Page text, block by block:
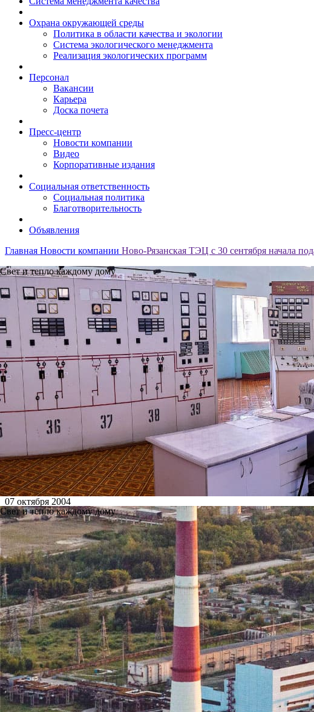
Охрана окружающей среды
Политика в области качества и экологии
Система экологического менеджмента
Реализация экологических программ
Персонал
Вакансии
Карьера
Доска почета
Пресс-центр
Новости компании
Видео
Корпоративные издания
Социальная ответственность
Социальная политика
Благотворительность
Объявления
Главная Новости компании Ново-Рязанская ТЭЦ с 30 сентября начала
Свет и тепло каждому дому
Свет и тепло каждому дому
07 октября 2004
Ново-Рязанская ТЭЦ с 30
больниц, школ и детских садов
Ново-Рязанская ТЭЦ с 30 сентября в соответствии с распоряжением
подачу тепла в теплосети города по Октябрьскому, Советскому и
С 30 сентября Ново-Рязанская теплоэлектроцентраль по заявке со
увеличивать расход теплоносителя в городских магистралях для
тепловых нагрузок и в соответствии с заявками диспетчерской
конкретным объектам будет зависеть от степени технической
обслуживающего тепловые сети.
Необходимо отметить, что ТЭЦ в техническом отношении полностью
Все теплофикационные установки станции прошли капитальный
станции.